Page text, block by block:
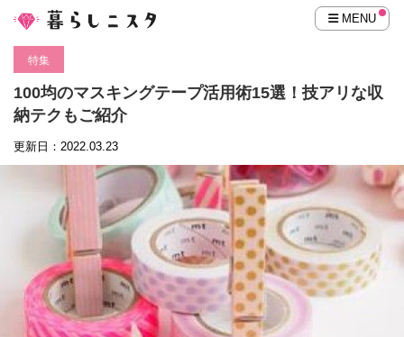
MENU
特集
100均のマスキングテープ活用術15選！技アリな収
納テクもご紹介
更新日：2022.03.23